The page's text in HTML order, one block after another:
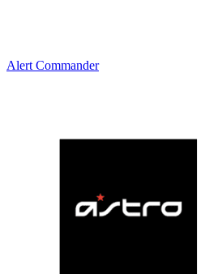
Alert Commander